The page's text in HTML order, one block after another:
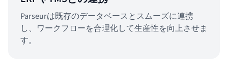
Parseurは既存のデータベースとスムーズに連携
し、ワークフローを合理化して生産性を向上させま
す。